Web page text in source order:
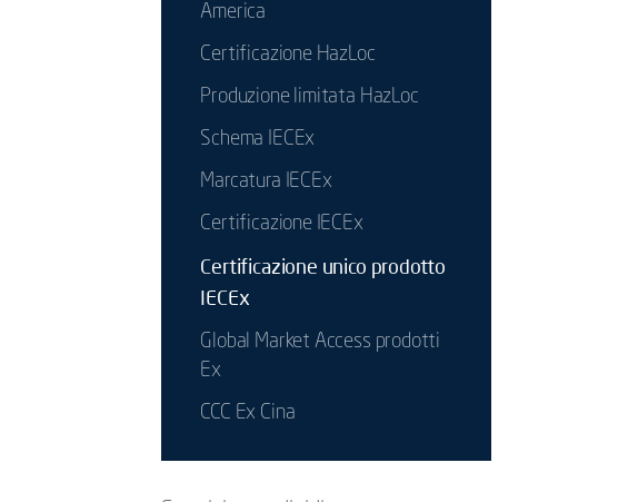
America
Certificazione HazLoc
Produzione limitata HazLoc
Schema IECEx
Marcatura IECEx
Certificazione IECEx
Certificazione unico prodotto
IECEx
Global Market Access prodotti
Ex
CCC Ex Cina